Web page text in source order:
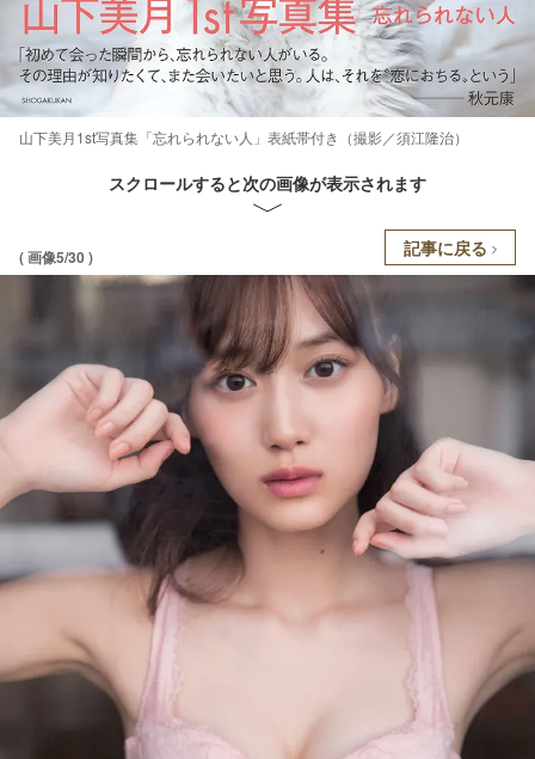
山下美月1st写真集「忘れられない人」表紙帯付き（撮影／須江隆治）
スクロールすると次の画像が表示されます
( 画像5/30 ) 記事に戻る